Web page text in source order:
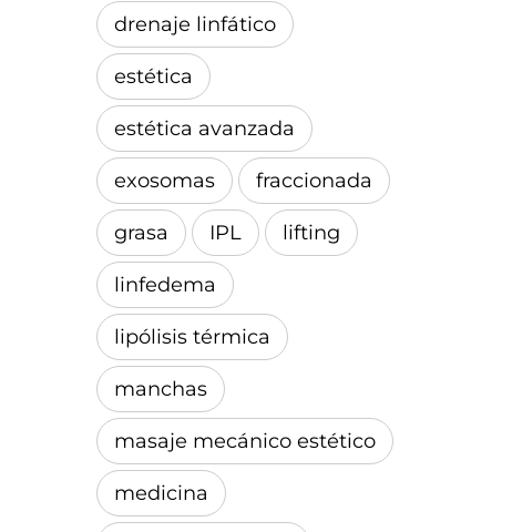
drenaje linfático
estética
estética avanzada
exosomas fraccionada
grasa IPL lifting
linfedema
lipólisis térmica
manchas
masaje mecánico estético
medicina